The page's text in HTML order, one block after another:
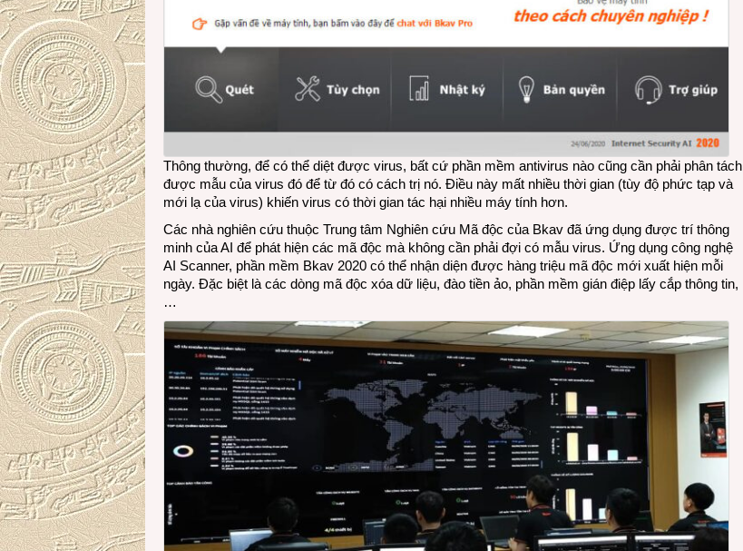
Thông thường, để có thể diệt được virus, bất cứ phần mềm antivirus nào cũng cần phải phân tách
được mẫu của virus đó để từ đó có cách trị nó. Điều này mất nhiều thời gian (tùy độ phức tạp và
mới lạ của virus) khiến virus có thời gian tác hại nhiều máy tính hơn.
Các nhà nghiên cứu thuộc Trung tâm Nghiên cứu Mã độc của Bkav đã ứng dụng được trí thông
minh của AI để phát hiện các mã độc mà không cần phải đợi có mẫu virus. Ứng dụng công nghệ
AI Scanner, phần mềm Bkav 2020 có thể nhận diện được hàng triệu mã độc mới xuất hiện mỗi
ngày. Đặc biệt là các dòng mã độc xóa dữ liệu, đào tiền ảo, phần mềm gián điệp lấy cắp thông tin,
…